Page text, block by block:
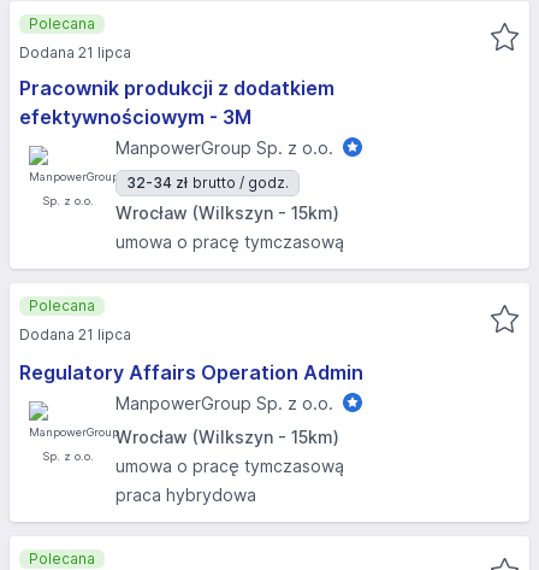
Pracownik produkcji z dodatkiem
efektywnościowym - 3M
ManpowerGroup Sp. z o.o.
32-34 zł brutto / godz.
Wrocław (Wilkszyn - 15km)
umowa o pracę tymczasową
Polecana
Dodana 21 lipca
Regulatory Affairs Operation Admin
ManpowerGroup Sp. z o.o.
Wrocław (Wilkszyn - 15km)
umowa o pracę tymczasową
praca hybrydowa
Polecana
Dodana 21 lipca
Polecana